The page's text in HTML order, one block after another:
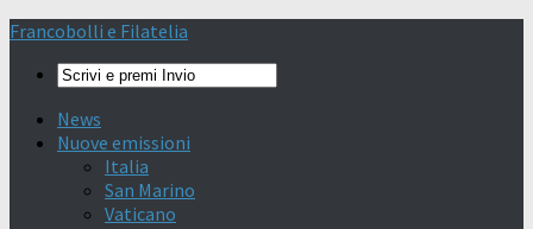
Francobolli e Filatelia
News
Nuove emissioni
Italia
San Marino
Vaticano